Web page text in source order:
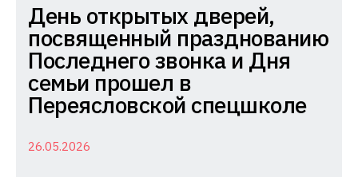
Комиссия
по
делам
несовершеннолетних
и
защите
их
День открытых дверей,
посвященный празднованию
Последнего звонка и Дня
семьи прошел в
Переясловской спецшколе
26.05.2026